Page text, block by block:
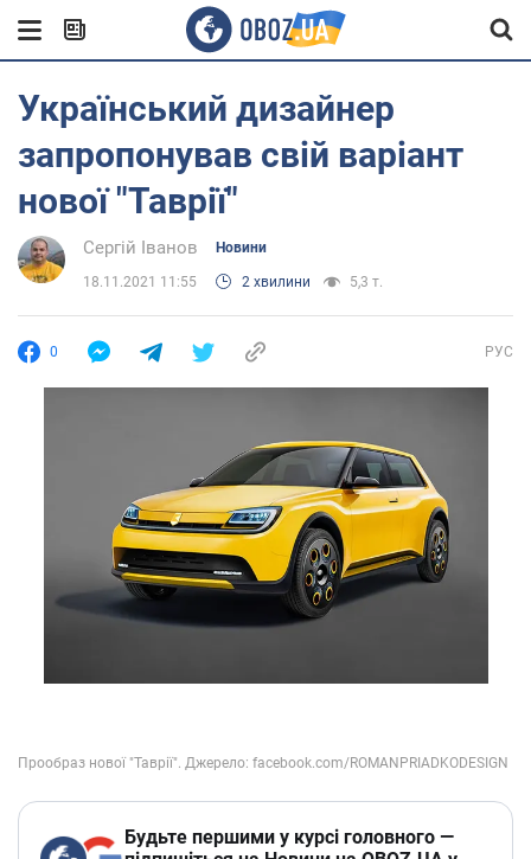
Український дизайнер
запропонував свій варіант
нової "Таврії"
Сергій Іванов Новини
18.11.2021 11:55 2 хвилини 5,3 т.
0 РУС
Будьте першими у курсі головного —